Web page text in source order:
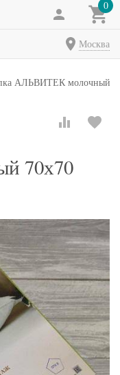
0
Москва
АЛЬВИТЕК молочный
70х70